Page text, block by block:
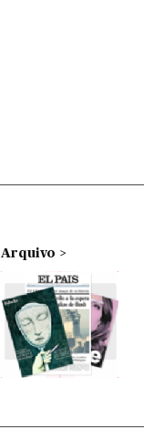
Arquivo